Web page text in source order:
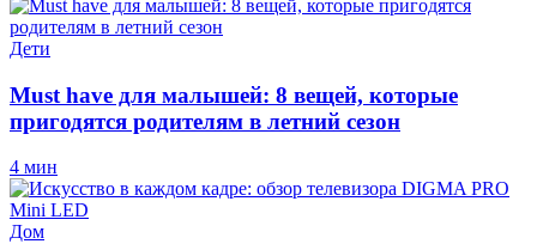
Дети
Must have для малышей: 8 вещей, которые
пригодятся родителям в летний сезон
4 мин
Дом